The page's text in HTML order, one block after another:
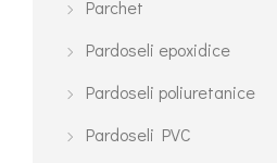
Parchet
Pardoseli epoxidice
Pardoseli poliuretanice
Pardoseli PVC